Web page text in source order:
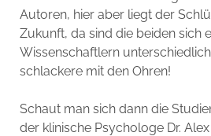
Autoren, hier aber liegt der
Zukunft, da sind die beiden sich
Wissenschaftlern
schlackere mit den Ohren!
Schaut man sich dann die
der klinische Psychologe Dr.